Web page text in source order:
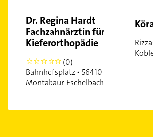
Dr. Regina Hardt
Fachzahnärztin für
Kieferorthopädie
0
(0)
Bahnhofsplatz • 56410
Montabaur-Eschelbach